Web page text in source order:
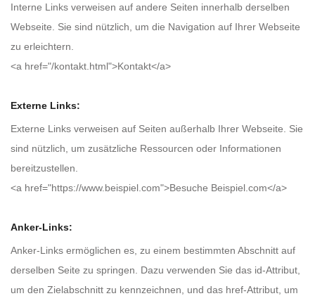
Interne Links verweisen auf andere Seiten innerhalb derselben
Webseite. Sie sind nützlich, um die Navigation auf Ihrer Webseite
zu erleichtern.
<a href="/kontakt.html">Kontakt</a>
Externe Links:
Externe Links verweisen auf Seiten außerhalb Ihrer Webseite. Sie
sind nützlich, um zusätzliche Ressourcen oder Informationen
bereitzustellen.
<a href="https://www.beispiel.com">Besuche Beispiel.com</a>
Anker-Links:
Anker-Links ermöglichen es, zu einem bestimmten Abschnitt auf
derselben Seite zu springen. Dazu verwenden Sie das id-Attribut,
um den Zielabschnitt zu kennzeichnen, und das href-Attribut, um